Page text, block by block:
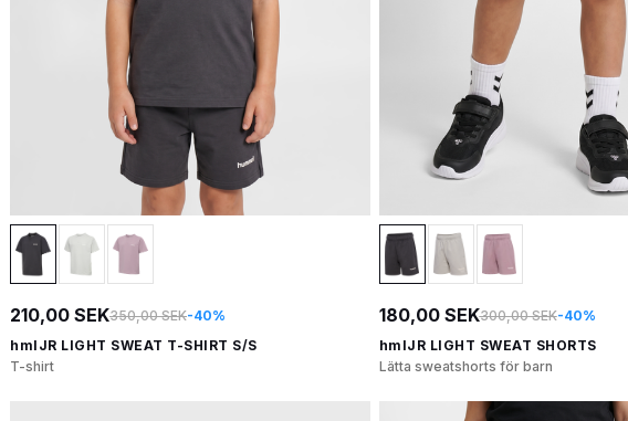
210,00 SEK350,00 SEK-40%
hmlJR LIGHT SWEAT T-SHIRT S/S
T-shirt
180,00 SEK300,00 SEK-40%
hmlJR LIGHT SWEAT SHORTS
Lätta sweatshorts för barn